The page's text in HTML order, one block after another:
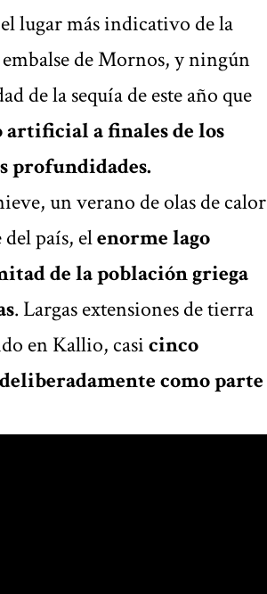
lugar más indicativo de la
de Mornos, y ningún
de la sequíade este año que
artificial a finales de los
profundidades.
un verano de olas de calor
país, elenorme lago
de la población griega
. Largas extensiones de tierra
en Kallio, casicinco
como parte